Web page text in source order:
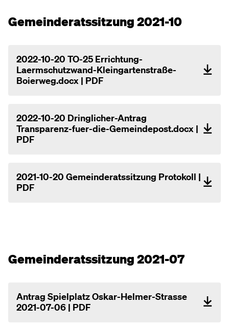
Gemeinderatssitzung 2021-10
2022-10-20 TO-25 Errichtung-
Laermschutzwand-Kleingartenstraße-
Boierweg.docx | PDF
2022-10-20 Dringlicher-Antrag
Transparenz-fuer-die-Gemeindepost.docx |
PDF
2021-10-20 Gemeinderatssitzung Protokoll |
PDF
Gemeinderatssitzung 2021-07
Antrag Spielplatz Oskar-Helmer-Strasse
2021-07-06 | PDF